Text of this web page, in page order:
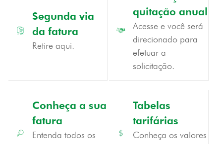
Segunda via
da fatura
Retire aqui.
quitação anual
Acesse e você será
direcionado para
efetuar a
solicitação.
Conheça a sua
fatura
Entenda todos os
Tabelas
tarifárias
Conheça os valores